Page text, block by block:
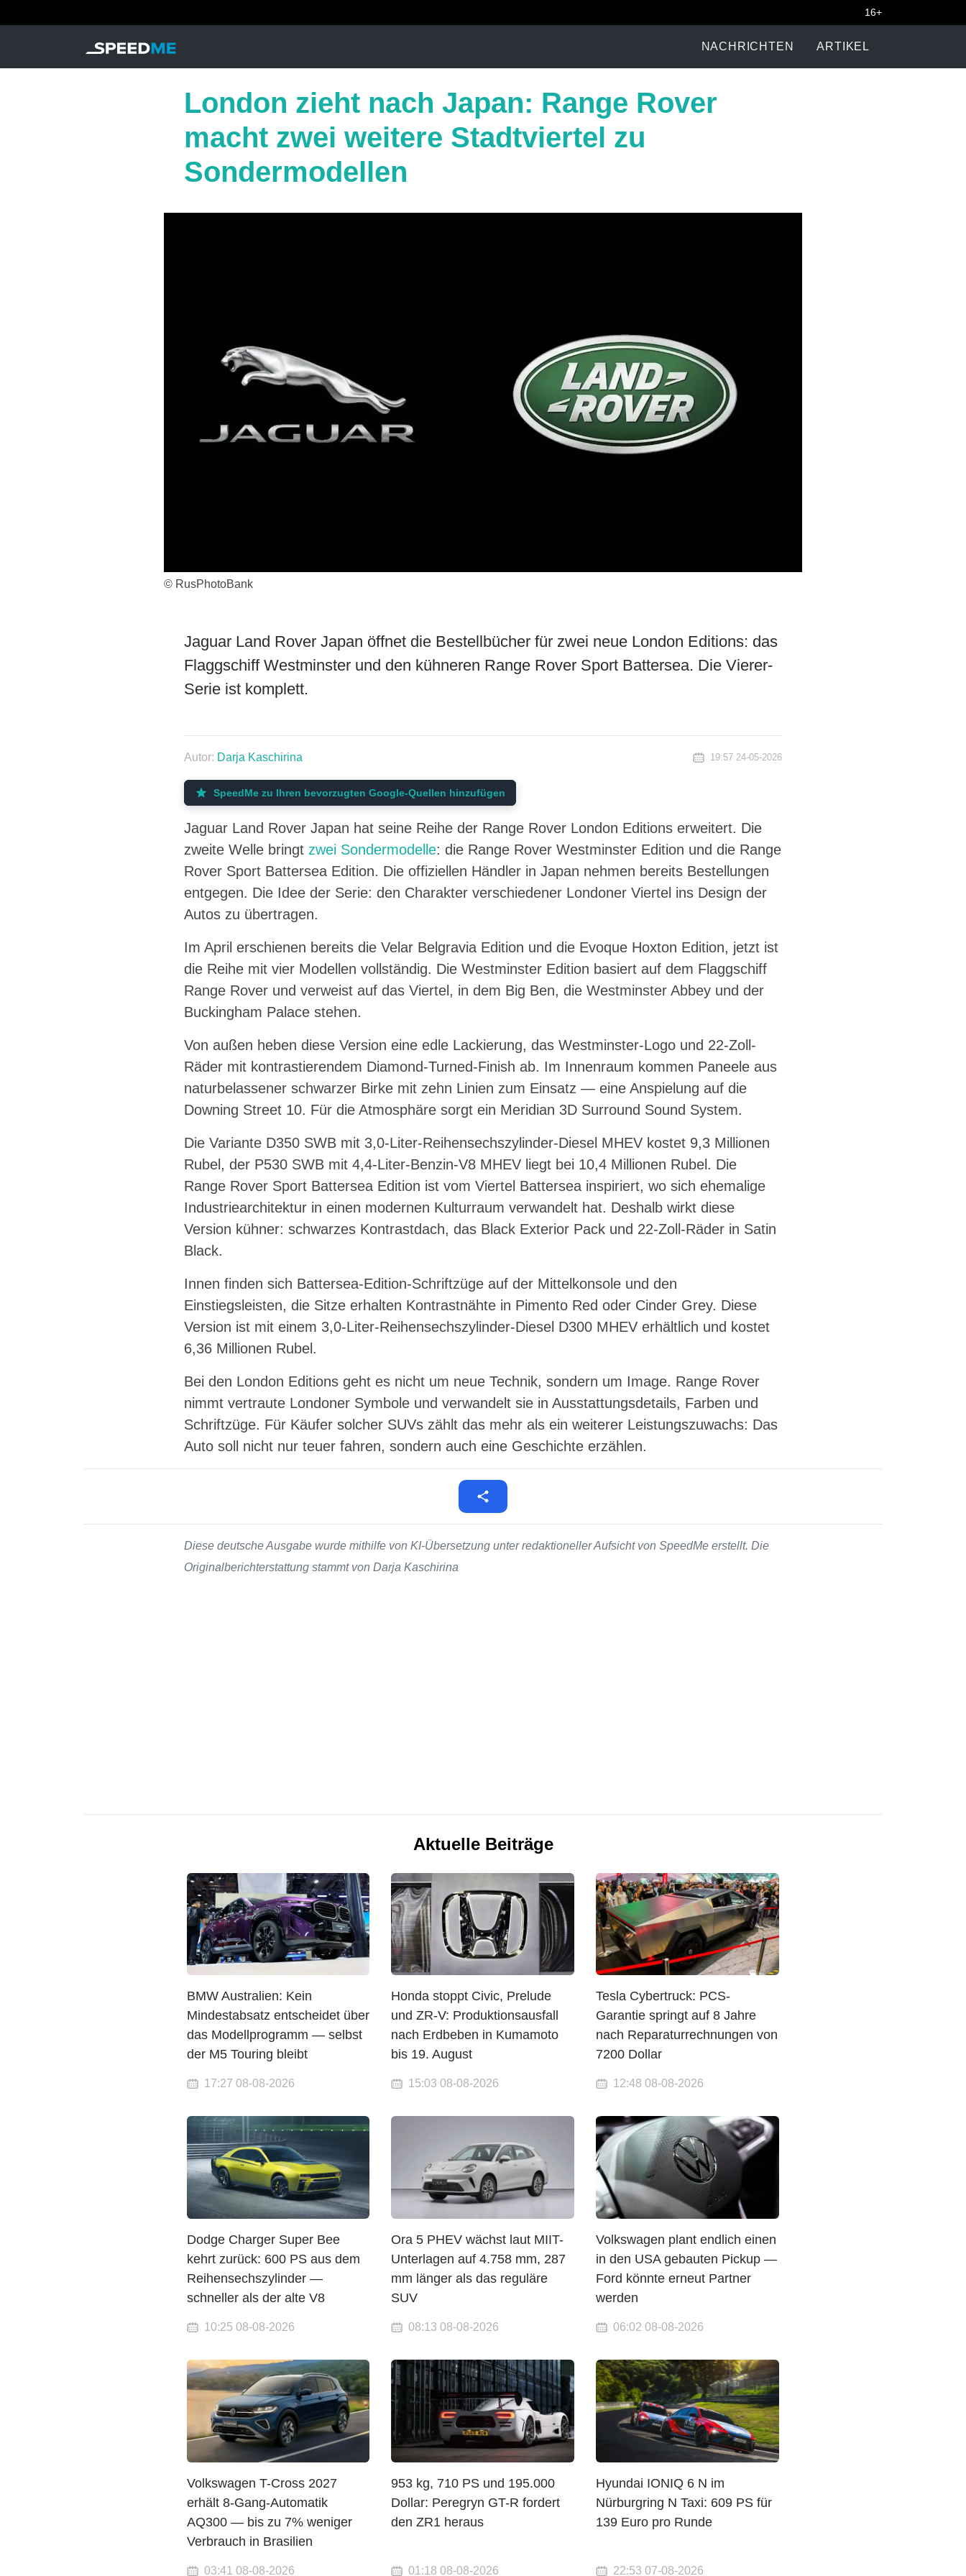
16+
NACHRICHTEN ARTIKEL
London zieht nach Japan: Range Rover
macht zwei weitere Stadtviertel zu
Sondermodellen
© RusPhotoBank
Jaguar Land Rover Japan öffnet die Bestellbücher für zwei neue London Editions: das
Flaggschiff Westminster und den kühneren Range Rover Sport Battersea. Die Vierer-
Serie ist komplett.
Autor: Darja Kaschirina 19:57 24-05-2026
SpeedMe zu Ihren bevorzugten Google-Quellen hinzufügen
Jaguar Land Rover Japan hat seine Reihe der Range Rover London Editions erweitert. Die
zweite Welle bringt zwei Sondermodelle: die Range Rover Westminster Edition und die Range
Rover Sport Battersea Edition. Die offiziellen Händler in Japan nehmen bereits Bestellungen
entgegen. Die Idee der Serie: den Charakter verschiedener Londoner Viertel ins Design der
Autos zu übertragen.
Im April erschienen bereits die Velar Belgravia Edition und die Evoque Hoxton Edition, jetzt ist
die Reihe mit vier Modellen vollständig. Die Westminster Edition basiert auf dem Flaggschiff
Range Rover und verweist auf das Viertel, in dem Big Ben, die Westminster Abbey und der
Buckingham Palace stehen.
Von außen heben diese Version eine edle Lackierung, das Westminster-Logo und 22-Zoll-
Räder mit kontrastierendem Diamond-Turned-Finish ab. Im Innenraum kommen Paneele aus
naturbelassener schwarzer Birke mit zehn Linien zum Einsatz — eine Anspielung auf die
Downing Street 10. Für die Atmosphäre sorgt ein Meridian 3D Surround Sound System.
Die Variante D350 SWB mit 3,0-Liter-Reihensechszylinder-Diesel MHEV kostet 9,3 Millionen
Rubel, der P530 SWB mit 4,4-Liter-Benzin-V8 MHEV liegt bei 10,4 Millionen Rubel. Die
Range Rover Sport Battersea Edition ist vom Viertel Battersea inspiriert, wo sich ehemalige
Industriearchitektur in einen modernen Kulturraum verwandelt hat. Deshalb wirkt diese
Version kühner: schwarzes Kontrastdach, das Black Exterior Pack und 22-Zoll-Räder in Satin
Black.
Innen finden sich Battersea-Edition-Schriftzüge auf der Mittelkonsole und den
Einstiegsleisten, die Sitze erhalten Kontrastnähte in Pimento Red oder Cinder Grey. Diese
Version ist mit einem 3,0-Liter-Reihensechszylinder-Diesel D300 MHEV erhältlich und kostet
6,36 Millionen Rubel.
Bei den London Editions geht es nicht um neue Technik, sondern um Image. Range Rover
nimmt vertraute Londoner Symbole und verwandelt sie in Ausstattungsdetails, Farben und
Schriftzüge. Für Käufer solcher SUVs zählt das mehr als ein weiterer Leistungszuwachs: Das
Auto soll nicht nur teuer fahren, sondern auch eine Geschichte erzählen.
Diese deutsche Ausgabe wurde mithilfe von KI-Übersetzung unter redaktioneller Aufsicht von SpeedMe erstellt. Die
Originalberichterstattung stammt von Darja Kaschirina
Aktuelle Beiträge
BMW Australien: Kein
Mindestabsatz entscheidet über
das Modellprogramm — selbst
der M5 Touring bleibt
17:27 08-08-2026
Honda stoppt Civic, Prelude
und ZR-V: Produktionsausfall
nach Erdbeben in Kumamoto
bis 19. August
15:03 08-08-2026
Tesla Cybertruck: PCS-
Garantie springt auf 8 Jahre
nach Reparaturrechnungen von
7200 Dollar
12:48 08-08-2026
Dodge Charger Super Bee
kehrt zurück: 600 PS aus dem
Reihensechszylinder —
schneller als der alte V8
10:25 08-08-2026
Ora 5 PHEV wächst laut MIIT-
Unterlagen auf 4.758 mm, 287
mm länger als das reguläre
SUV
08:13 08-08-2026
Volkswagen plant endlich einen
in den USA gebauten Pickup —
Ford könnte erneut Partner
werden
06:02 08-08-2026
Volkswagen T-Cross 2027
erhält 8-Gang-Automatik
AQ300 — bis zu 7% weniger
Verbrauch in Brasilien
03:41 08-08-2026
953 kg, 710 PS und 195.000
Dollar: Peregryn GT-R fordert
den ZR1 heraus
01:18 08-08-2026
Hyundai IONIQ 6 N im
Nürburgring N Taxi: 609 PS für
139 Euro pro Runde
22:53 07-08-2026